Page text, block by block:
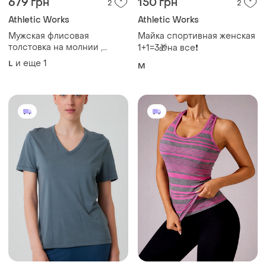
2
Athletic Works
Мужская флисовая
толстовка на молнии ,
размер l , khaki heather .
L и еще 1
2
Athletic Works
Майка спортивная женская
1+1=3🎁на все❗
M